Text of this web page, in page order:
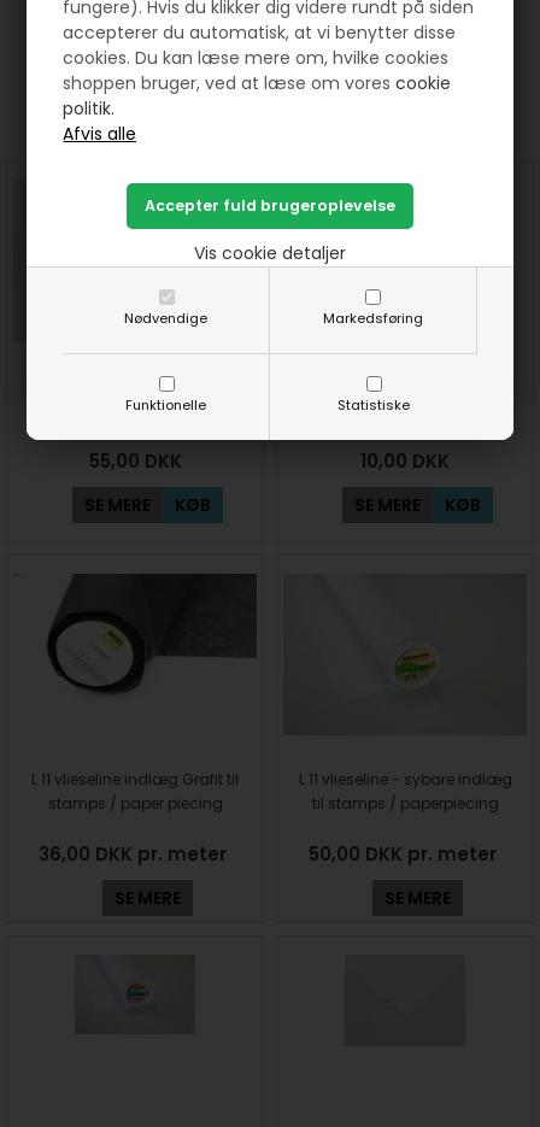
fungere). Hvis du klikker dig videre rundt på siden
accepterer du automatisk, at vi benytter disse
cookies. Du kan læse mere om, hvilke cookies
shoppen bruger, ved at læse om vorescookie
politik.
Nødvendige Markedsføring
Funktionelle Statistiske
Vis cookie detaljer
Prøv lige at se her:
Mellenfoer mappe til
patchworker
55,00 DKK
SE MERE KØB
Keyhanger- nøglesnor
mønster
10,00 DKK
SE MERE KØB
L 11 vlieseline indlæg Grafit til
stamps / paper piecing
36,00 DKK pr. meter
SE MERE
L 11 vlieseline - sybare indlæg
til stamps / paperpiecing
50,00 DKK pr. meter
SE MERE